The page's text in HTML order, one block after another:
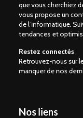
que vous cherchiez
vous propose un
de l’informatique.
tendances et
Restez connectés
Retrouvez-nous sur
manquer de nos
Nos liens